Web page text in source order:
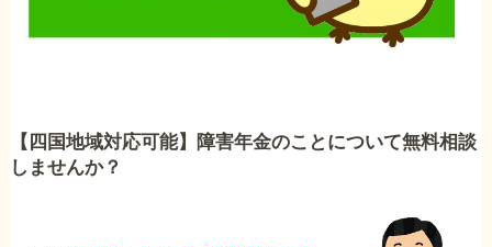
【四国地域対応可能】障害年金のことについて無料相談
しませんか？